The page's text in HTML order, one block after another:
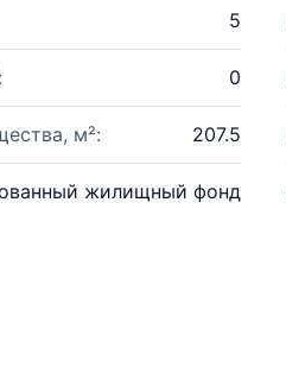
5
0
м²: 207.5
жилищный фонд